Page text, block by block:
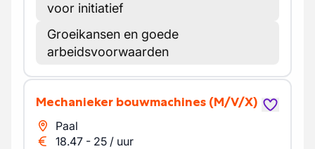
voor initiatief
Groeikansen en goede
arbeidsvoorwaarden
Mechanieker bouwmachines (M/V/X)
Paal
18.47 - 25 / uur